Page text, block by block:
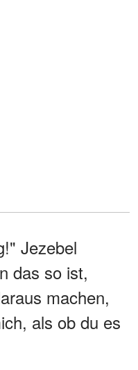
Jezebel
das so ist,
machen,
als ob du es